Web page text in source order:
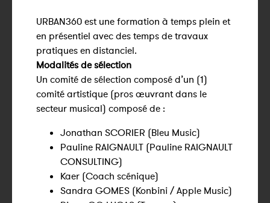
URBAN360 est une formation à temps plein et
en présentiel avec des temps de travaux
pratiques en distanciel.
Modalités de sélection
Un comité de sélection composé d’un (1)
comité artistique (pros œuvrant dans le
secteur musical) composé de :
Jonathan SCORIER (Bleu Music)
Pauline RAIGNAULT (Pauline RAIGNAULT
CONSULTING)
Kaer (Coach scénique)
Sandra GOMES (Konbini / Apple Music)